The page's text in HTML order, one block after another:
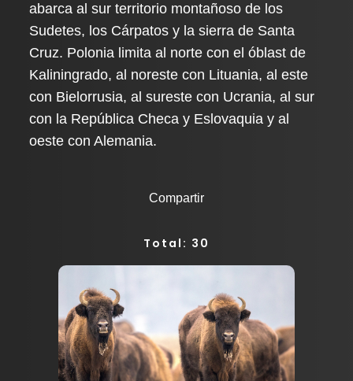
abarca al sur territorio montañoso de los
Sudetes, los Cárpatos y la sierra de Santa
Cruz. Polonia limita al norte con el óblast de
Kaliningrado, al noreste con Lituania, al este
con Bielorrusia, al sureste con Ucrania, al sur
con la República Checa y Eslovaquia y al
oeste con Alemania.
Compartir
Total: 30